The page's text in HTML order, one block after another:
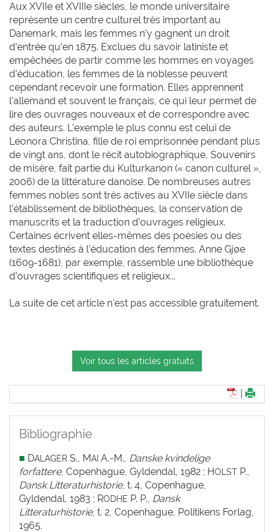
Aux XVIIe et XVIIIe siècles, le monde universitaire
représente un centre culturel très important au
Danemark, mais les femmes n’y gagnent un droit
d’entrée qu’en 1875. Exclues du savoir latiniste et
empêchées de partir comme les hommes en voyages
d’éducation, les femmes de la noblesse peuvent
cependant recevoir une formation. Elles apprennent
l’allemand et souvent le français, ce qui leur permet de
lire des ouvrages nouveaux et de correspondre avec
des auteurs. L’exemple le plus connu est celui de
Leonora Christina, fille de roi emprisonnée pendant plus
de vingt ans, dont le récit autobiographique, Souvenirs
de misère, fait partie du Kulturkanon (« canon culturel »,
2006) de la littérature danoise. De nombreuses autres
femmes nobles sont très actives au XVIIe siècle dans
l’établissement de bibliothèques, la conservation de
manuscrits et la traduction d’ouvrages religieux.
Certaines écrivent elles-mêmes des poésies ou des
textes destinés à l’éducation des femmes. Anne Gjøe
(1609-1681), par exemple, rassemble une bibliothèque
d’ouvrages scientifiques et religieux...
La suite de cet article n'est pas accessible gratuitement.
Voir tous les articles gratuits
Bibliographie
■ DALAGER S., MAI A.-M., Danske kvindelige
forfattere, Copenhague, Gyldendal, 1982 ; HOLST P.,
Dansk Litteraturhistorie, t. 4, Copenhague,
Gyldendal, 1983 ; RODHE P. P., Dansk
Litteraturhistorie, t. 2, Copenhague, Politikens Forlag,
1965.